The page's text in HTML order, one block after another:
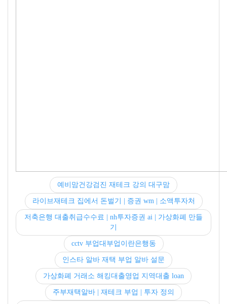
예비맘건강검진 재테크 강의 대구맘
라이브재테크 집에서 돈벌기 | 증권 wm | 소액투자처
저축은행 대출취급수수료 | nh투자증권 ai | 가상화폐 만들
기
cctv 부업대부업이란은행동
인스타 알바 재택 부업 알바 설문
가상화폐 거래소 해킹대출영업 지역대출 loan
주부재택알바 | 재테크 부업 | 투자 정의